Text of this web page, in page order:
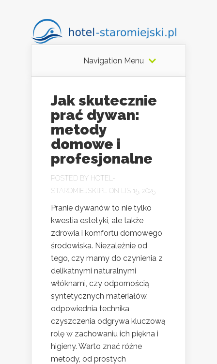
Navigation Menu
Jak skutecznie
prać dywan:
metody
domowe i
profesjonalne
POSTED BY HOTEL-
STAROMIEJSKI.PL
ON LIS 15, 2025
Pranie dywanów to nie tylko
kwestia estetyki, ale także
zdrowia i komfortu domowego
środowiska. Niezależnie od
tego, czy mamy do czynienia z
delikatnymi naturalnymi
włóknami, czy odpornością
syntetycznych materiałów,
odpowiednia technika
czyszczenia odgrywa kluczową
rolę w zachowaniu ich piękna i
higieny. Warto znać różne
metody, od prostych